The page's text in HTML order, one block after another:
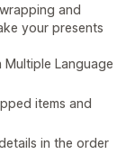
and
your presents
Language
items and
in the order